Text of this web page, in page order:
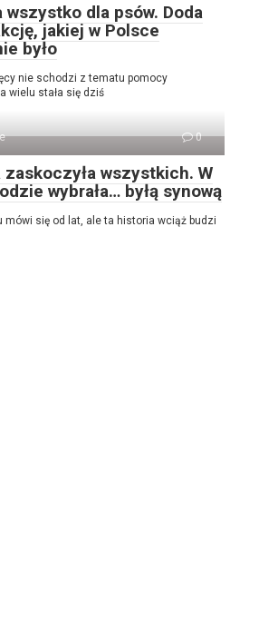
wszystko dla psów. Doda
jakiej w Polsce
było
nie schodzi z tematu pomocy
wielu stała się dziś
0
zaskoczyła wszystkich. W
wybrała… byłą synową
mówi się od lat, ale ta historia wciąż budzi